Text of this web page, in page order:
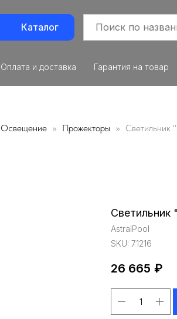
Каталог
Оплата и доставка Гарантия на товар
Освещение Прожекторы Светильник
Светильник
AstralPool
SKU: 71216
26 665 ₽